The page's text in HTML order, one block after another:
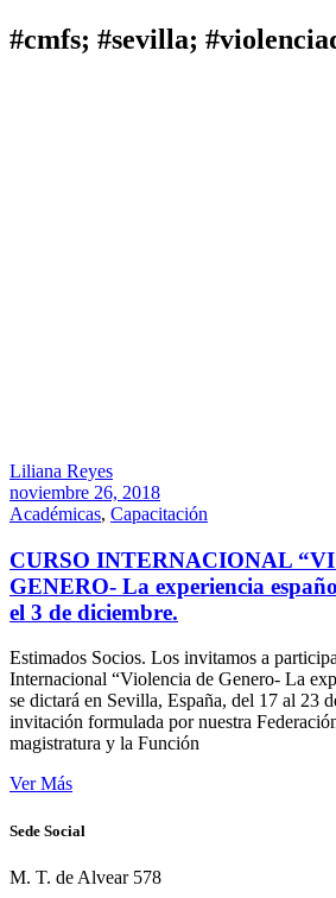
#cmfs; #sevilla;
Liliana Reyes
noviembre 26, 2018
Académicas, Capacitación
CURSO INTERNACIONAL
GENERO- La experiencia
el 3 de diciembre.
Estimados Socios. Los invitamos a
Internacional “Violencia de Genero- La
se dictará en Sevilla, España, del 17 al 23
invitación formulada por nuestra
magistratura y la Función
Ver Más
Sede Social
M. T. de Alvear 578